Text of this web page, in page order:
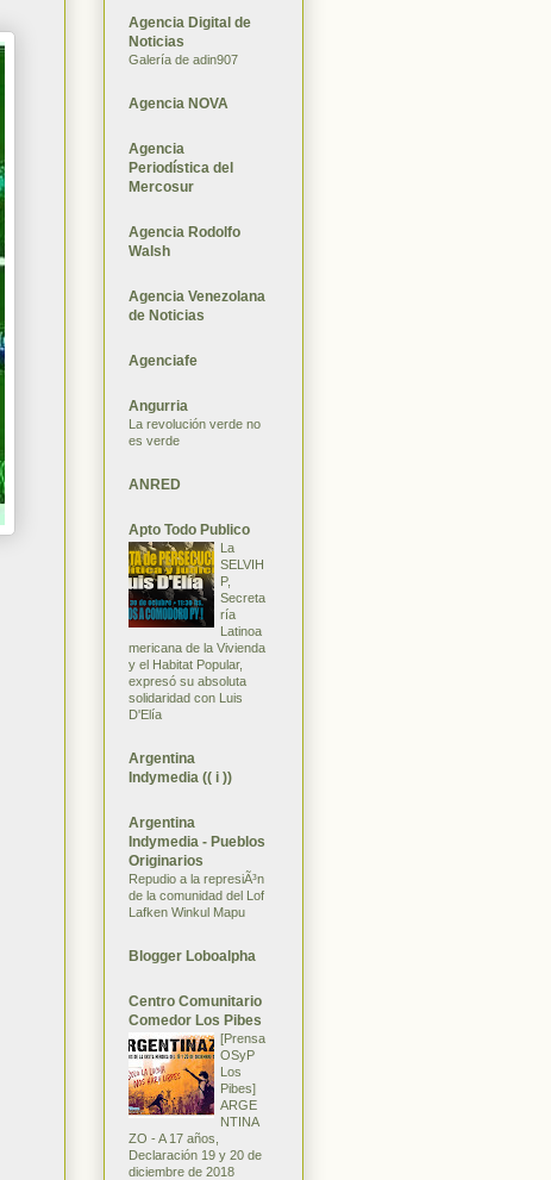
Agencia Digital de
Noticias
Galería de adin907
Agencia NOVA
Agencia
Periodística del
Mercosur
Agencia Rodolfo
Walsh
Agencia Venezolana
de Noticias
Agenciafe
Angurria
La revolución verde no
es verde
ANRED
Apto Todo Publico
La
SELVIH
P,
Secreta
ría
Latinoa
mericana de la Vivienda
y el Habitat Popular,
expresó su absoluta
solidaridad con Luis
D'Elía
Argentina
Indymedia (( i ))
Argentina
Indymedia - Pueblos
Originarios
Repudio a la represiÃ³n
de la comunidad del Lof
Lafken Winkul Mapu
Blogger Loboalpha
Centro Comunitario
Comedor Los Pibes
[Prensa
OSyP
Los
Pibes]
ARGE
NTINA
ZO - A 17 años,
Declaración 19 y 20 de
diciembre de 2018